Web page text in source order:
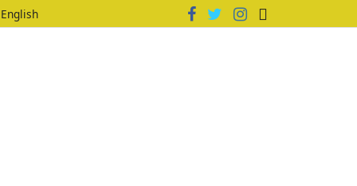
English